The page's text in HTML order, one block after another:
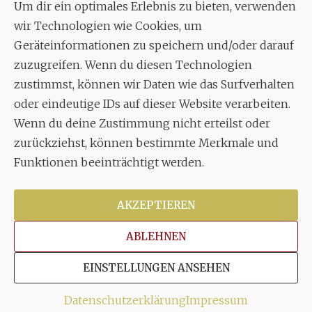
Um dir ein optimales Erlebnis zu bieten, verwenden
wir Technologien wie Cookies, um
Geräteinformationen zu speichern und/oder darauf
zuzugreifen. Wenn du diesen Technologien
zustimmst, können wir Daten wie das Surfverhalten
oder eindeutige IDs auf dieser Website verarbeiten.
Wenn du deine Zustimmung nicht erteilst oder
zurückziehst, können bestimmte Merkmale und
Funktionen beeinträchtigt werden.
AKZEPTIEREN
ABLEHNEN
EINSTELLUNGEN ANSEHEN
DatenschutzerklärungImpressum
Aixheimer Str. 18
70619 Stuttgart
MUSIK
Musikalischer Leiter:
Enrico Trummer
Tel.+49 (0)177 / 34 23 57 1
Facebook
TwitterYouTube
Copyright © 2026Stuttgarter Oratorienchor e.V.Alle
Rechte vorbehalten.
Impressum|Disclaimer|Datenschutzerklärung